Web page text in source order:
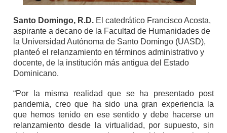
Santo Domingo, R.D. El catedrático Francisco Acosta,
aspirante a decano de la Facultad de Humanidades de
la Universidad Autónoma de Santo Domingo (UASD),
planteó el relanzamiento en términos administrativo y
docente, de la institución más antigua del Estado
Dominicano.
“Por la misma realidad que se ha presentado post
pandemia, creo que ha sido una gran experiencia la
que hemos tenido en ese sentido y debe hacerse un
relanzamiento desde la virtualidad, por supuesto, sin